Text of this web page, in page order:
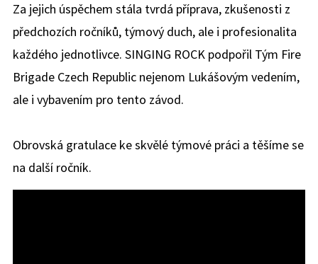
Za jejich úspěchem stála tvrdá příprava, zkušenosti z
předchozích ročníků, týmový duch, ale i profesionalita
každého jednotlivce. SINGING ROCK podpořil Tým Fire
Brigade Czech Republic nejenom Lukášovým vedením,
ale i vybavením pro tento závod.
Obrovská gratulace ke skvělé týmové práci a těšíme se
na další ročník.